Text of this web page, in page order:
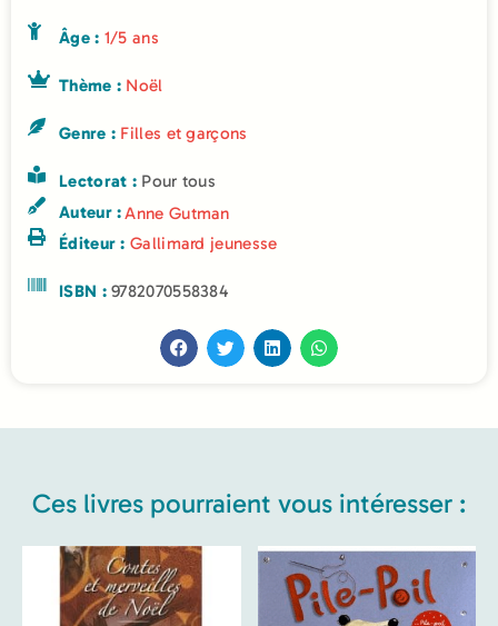
Âge : 1/5 ans
Thème : Noël
Genre : Filles et garçons
Lectorat : Pour tous
Auteur :Anne Gutman
Éditeur : Gallimard jeunesse
ISBN :9782070558384
Ces livres pourraient vous intéresser :